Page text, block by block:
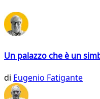
Un palazzo che è un
di Eugenio Fatigante